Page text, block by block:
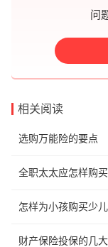
问
相关阅读
选购万能险的要点
全职太太应怎样购
怎样为小孩购买少
财产保险投保的几